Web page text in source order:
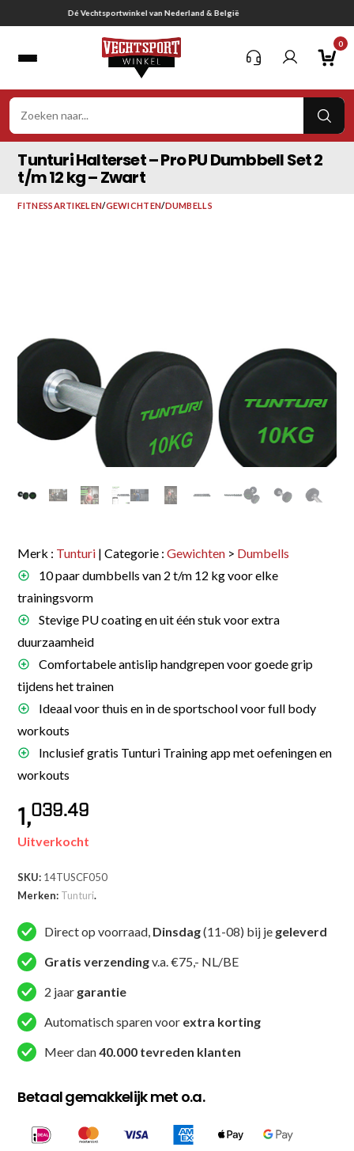
naar
Gratis verzending vanaf € 75,-
0
Tunturi Halterset – Pro PU Dumbbell Set 2
t/m 12 kg – Zwart
FITNESSARTIKELEN/GEWICHTEN/DUMBELLS
Merk : Tunturi | Categorie :Gewichten > Dumbells
10 paar dumbbells van 2 t/m 12 kg voor elke
trainingsvorm
Stevige PU coating en uit één stuk voor extra
duurzaamheid
Comfortabele antislip handgrepen voor goede grip
tijdens het trainen
Ideaal voor thuis en in de sportschool voor full body
workouts
Inclusief gratis Tunturi Training app met oefeningen en
workouts
1,039.49
Uitverkocht
SKU: 14TUSCF050
Merken: Tunturi.
Direct op voorraad, Dinsdag(11-08) bij je geleverd
Gratis verzendingv.a. €75,- NL/BE
2 jaar garantie
Automatisch sparen voor extra korting
Meer dan40.000 tevreden klanten
Betaal gemakkelijk met o.a.